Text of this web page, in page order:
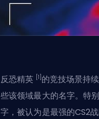
反恐精英 [1] 的竞技场景持
些该领域最大的名字。特
字，被认为是最强的CS2